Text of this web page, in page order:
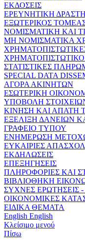
ΕΚΔΟΣΕΙΣ
ΕΡΕΥΝΗΤΙΚΗ
ΕΞΩΤΕΡΙΚΟΣ
ΝΟΜΙΣΜΑΤΙΚΗ ΚΑΙ
ΜΗ ΝΟΜΙΣΜΑΤΙΚΑ
ΣΤΑΤΙΣΤΙΚΕΣ
SPECIAL DATA
ΑΓΟΡΑ ΑΚΙΝΗΤΩΝ
ΕΣΩΤΕΡΙΚΗ
ΥΠΟΒΟΛΗ
ΚΙΝΗΣΗ ΚΑΙ ΑΠΑΤΗ
ΕΞΕΛΙΞΗ ΔΑΝΕΙΩΝ
ΓΡΑΦΕΙΟ ΤΥΠΟΥ
ΕΝΗΜΕΡΩΣΗ
ΕΥΚΑΙΡΙΕΣ
ΕΚΔΗΛΩΣΕΙΣ
ΕΠΕΞΗΓΗΣΕΙΣ
ΠΛΗΡΟΦΟΡΙΕΣ ΚΑΙ
ΒΙΒΛΙΟΘΗΚΗ
ΣΥΧΝΕΣ ΕΡΩΤΗΣΕΙΣ
ΟΙΚΟΝΟΜΙΚΕΣ
ΕΙΔΙΚΑ ΘΕΜΑΤΑ
English English
Κλείσιμο μενού
Πίσω